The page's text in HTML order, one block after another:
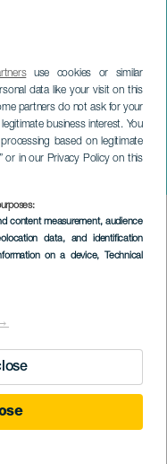
use cookies or similar
data like your visit on this
partners do not ask for your
business interest. You
based on legitimate
or in our Privacy Policy on this
content measurement, audience
data, and identification
on a device, Technical